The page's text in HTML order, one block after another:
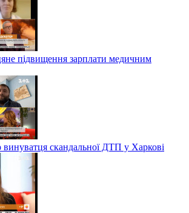
підвищення зарплати медичним
скандальної ДТП у Харкові